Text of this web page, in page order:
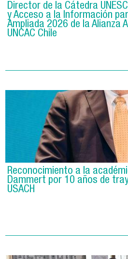
Director de la Cátedra
y Acceso a la Información
Ampliada 2026 de la Alianza
UNCAC Chile
Reconocimiento a la
Dammert por 10 años de
USACH